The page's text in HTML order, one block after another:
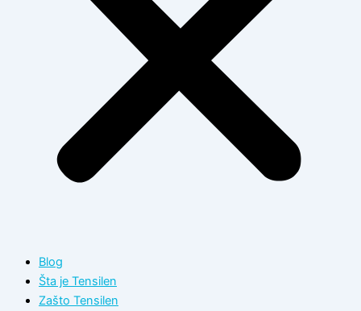
Blog
Šta je Tensilen
Zašto Tensilen